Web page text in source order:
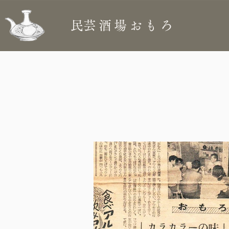
​民芸酒場おもろ